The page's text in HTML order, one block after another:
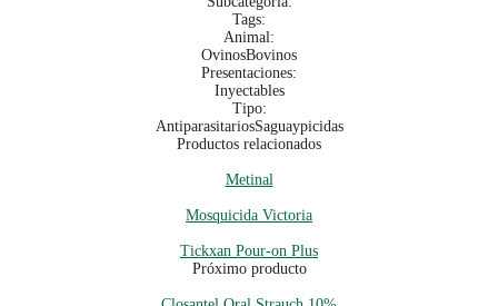
Tags:
Animal:
OvinosBovinos
Presentaciones:
Inyectables
Tipo:
AntiparasitariosSaguaypicidas
Productos relacionados
Metinal
Mosquicida Victoria
Tickxan Pour-on Plus
Próximo producto